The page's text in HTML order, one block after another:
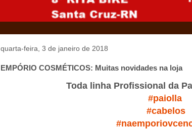
quarta-feira, 3 de janeiro de 2018
EMPÓRIO COSMÉTICOS: Muitas novidades na loja
Toda linha Profissional da
#paiolla
#cabelos